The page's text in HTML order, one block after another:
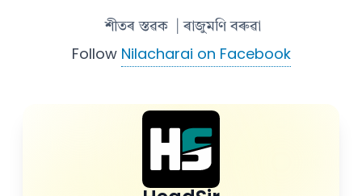
শীতৰ স্তৱক | ৰাজুমণি বৰুৱা
Follow Nilacharai on Facebook